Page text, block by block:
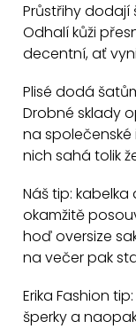
Průstřihy
Odhalí kůži
decentní, ať
Plisé dodá
Drobné sklady
na společenské
nich sahá tolik
Náš tip:
okamžitě
hoď oversize
na večer pak
Erika Fashion
šperky a